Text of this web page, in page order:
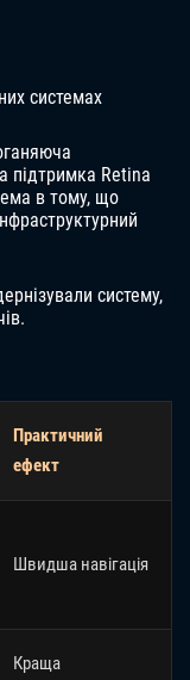
системах
підтримка Retina
в тому, що
систему,
Практичний
ефект
Швидша навігація
Краща